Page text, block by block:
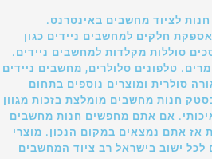
לציוד מחשבים באינטרנט.
חלקים למחשבים ניידים כגון
סוללות מקלדות למחשבים ניידים.
טלפונים סלולרים, מחשבים ניידים
סולרית ומוצרים נוספים בתחום
חנות מחשבים מומלצת בזכות מגוון
אם אתם מחפשים חנות מחשבים
אז אתם נמצאים במקום הנכון. מוצרי
לכל ישוב בישראל רב ציוד המחשבים